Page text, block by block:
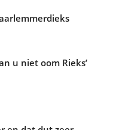
u niet oom Rieks’